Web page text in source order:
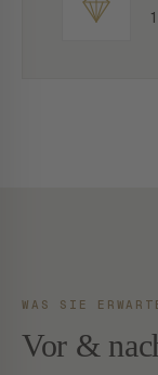
WAS SIE
Vor &